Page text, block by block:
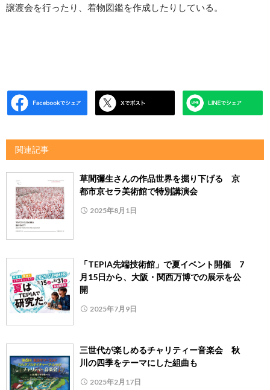
譲渡会を行ったり、着物図鑑を作成したりしている。
関連記事
草間彌生さんの作品世界を掘り下げる 京
都市京セラ美術館で特別講演会
2025年8月1日
「TEPIA先端技術館」で夏イベント開催 7
月15日から、大阪・関西万博での展示を公
開
2025年7月9日
三世代が楽しめるチャリティー音楽会 秋
川の四季をテーマにした組曲も
2025年2月17日